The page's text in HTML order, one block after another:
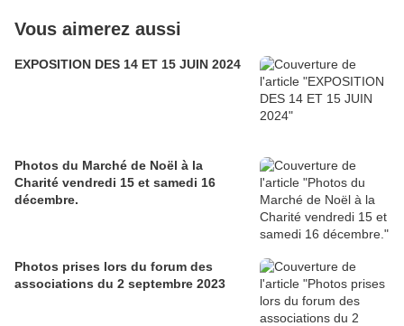
Vous aimerez aussi
EXPOSITION DES 14 ET 15 JUIN 2024
Photos du Marché de Noël à la
Charité vendredi 15 et samedi 16
décembre.
Photos prises lors du forum des
associations du 2 septembre 2023